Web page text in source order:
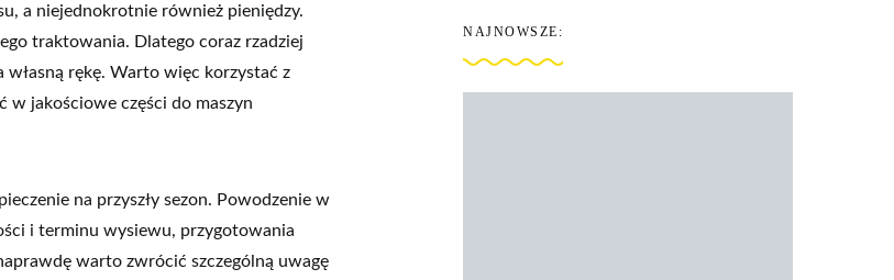
a niejednokrotnie również pieniędzy.
traktowania. Dlatego coraz rzadziej
własną rękę. Warto więc korzystać z
jakościowe części do maszyn
na przyszły sezon. Powodzenie w
i terminu wysiewu, przygotowania
warto zwrócić szczególną uwagę
NAJNOWSZE: